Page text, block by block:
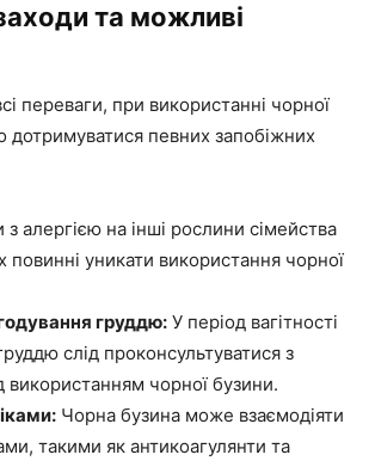
та можливі
переваги, при використанні чорної
дотримуватися певних запобіжних
алергією на інші рослини сімейства
уникати використання чорної
годування груддю: У період вагітності
слід проконсультуватися з
використанням чорної бузини.
Чорна бузина може взаємодіяти
такими як антикоагулянти та